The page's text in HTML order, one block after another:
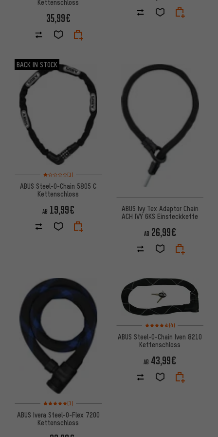
Kettenschloss
35,99€
BACK IN STOCK
Bewertungen: 1 von 5 basierend auf 1 Bewertungen
(1)
ABUS Steel-O-Chain 5805 C
Kettenschloss
AB 19,99€
ABUS Ivy Tex Adaptor Chain
ACH IVY 6KS Einsteckkette
AB 26,99€
Bewertungen: 5 von 5 basierend auf 1 Bewertungen
(1)
ABUS Ivera Steel-O-Flex 7200
Kettenschloss
Bewertungen: 4,5 von 5
(4)
ABUS Steel-O-Chain Iven 8210
Kettenschloss
AB 43,99€